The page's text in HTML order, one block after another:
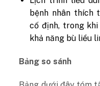
bệnh nhân thích
cố định, trong
khả năng bù liều
Bảng so sánh